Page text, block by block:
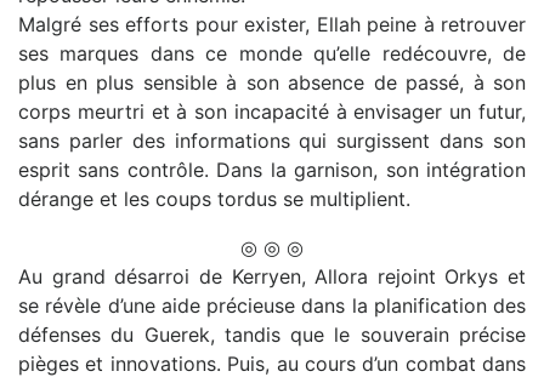
Malgré ses efforts pour exister, Ellah peine à retrouver
ses marques dans ce monde qu’elle redécouvre, de
plus en plus sensible à son absence de passé, à son
corps meurtri et à son incapacité à envisager un futur,
sans parler des informations qui surgissent dans son
esprit sans contrôle. Dans la garnison, son intégration
dérange et les coups tordus se multiplient.
◎ ◎ ◎
Au grand désarroi de Kerryen, Allora rejoint Orkys et
se révèle d’une aide précieuse dans la planification des
défenses du Guerek, tandis que le souverain précise
pièges et innovations. Puis, au cours d’un combat dans